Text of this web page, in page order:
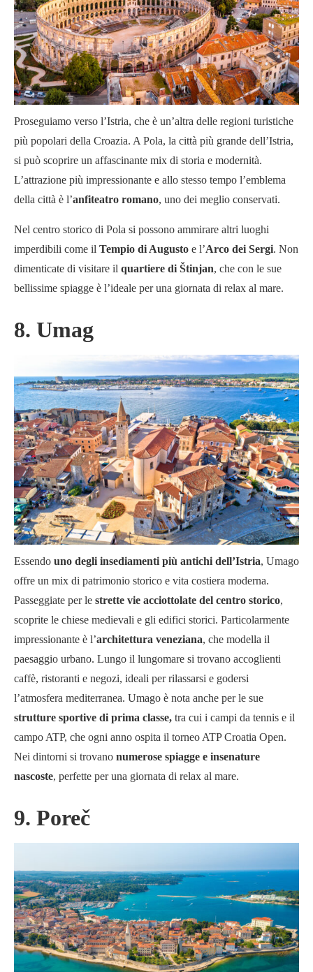
Proseguiamo verso l’Istria, che è un’altra delle regioni turistiche
più popolari della Croazia. A Pola, la città più grande dell’Istria,
si può scoprire un affascinante mix di storia e modernità.
L’attrazione più impressionante e allo stesso tempo l’emblema
della città è l’anfiteatro romano, uno dei meglio conservati.
Nel centro storico di Pola si possono ammirare altri luoghi
imperdibili come il Tempio di Augusto e l’Arco dei Sergi. Non
dimenticate di visitare il quartiere di Štinjan, che con le sue
bellissime spiagge è l’ideale per una giornata di relax al mare.
8. Umag
Essendo uno degli insediamenti più antichi dell’Istria, Umago
offre un mix di patrimonio storico e vita costiera moderna.
Passeggiate per le strette vie acciottolate del centro storico,
scoprite le chiese medievali e gli edifici storici. Particolarmente
impressionante è l’architettura veneziana, che modella il
paesaggio urbano. Lungo il lungomare si trovano accoglienti
caffè, ristoranti e negozi, ideali per rilassarsi e godersi
l’atmosfera mediterranea. Umago è nota anche per le sue
strutture sportive di prima classe, tra cui i campi da tennis e il
campo ATP, che ogni anno ospita il torneo ATP Croatia Open.
Nei dintorni si trovano numerose spiagge e insenature
nascoste, perfette per una giornata di relax al mare.
9. Poreč